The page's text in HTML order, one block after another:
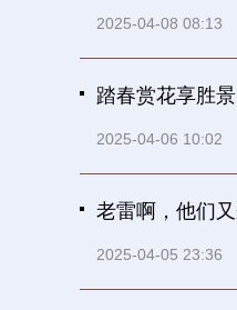
2025-04-08 08:13
踏春赏花享胜
2025-04-06 10:02
老雷啊，他们
2025-04-05 23:36